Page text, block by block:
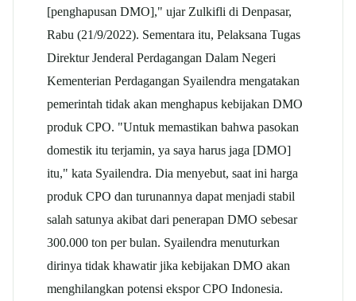
[penghapusan DMO]," ujar Zulkifli di Denpasar,
Rabu (21/9/2022). Sementara itu, Pelaksana Tugas
Direktur Jenderal Perdagangan Dalam Negeri
Kementerian Perdagangan Syailendra mengatakan
pemerintah tidak akan menghapus kebijakan DMO
produk CPO. "Untuk memastikan bahwa pasokan
domestik itu terjamin, ya saya harus jaga [DMO]
itu," kata Syailendra. Dia menyebut, saat ini harga
produk CPO dan turunannya dapat menjadi stabil
salah satunya akibat dari penerapan DMO sebesar
300.000 ton per bulan. Syailendra menuturkan
dirinya tidak khawatir jika kebijakan DMO akan
menghilangkan potensi ekspor CPO Indonesia.